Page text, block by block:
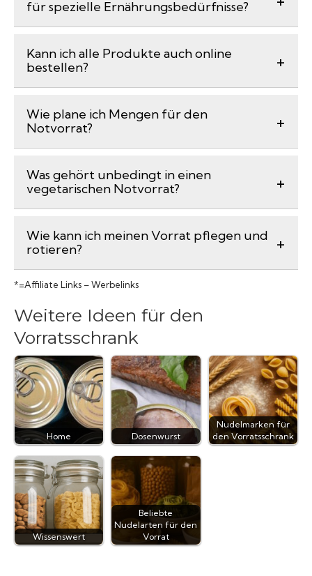
für spezielle Ernährungsbedürfnisse?
Kann ich alle Produkte auch online
bestellen?
Wie plane ich Mengen für den
Notvorrat?
Was gehört unbedingt in einen
vegetarischen Notvorrat?
Wie kann ich meinen Vorrat pflegen und
rotieren?
*=Affiliate Links – Werbelinks
Weitere Ideen für den
Vorratsschrank
Home Dosenwurst
Nudelmarken für
den Vorratsschrank
Wissenswert
Beliebte
Nudelarten für den
Vorrat